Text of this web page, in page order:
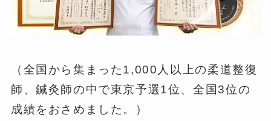
（全国から集まった1,000人以上の柔道整復
師、鍼灸師の中で東京予選1位、全国3位の
成績をおさめました。）